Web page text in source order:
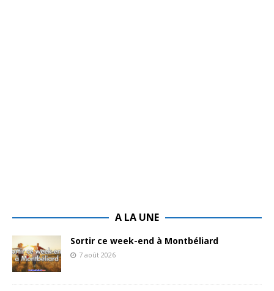
A LA UNE
Sortir ce week-end à Montbéliard
7 août 2026